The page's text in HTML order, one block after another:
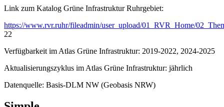
Link zum Katalog Grüne Infrastruktur Ruhrgebiet:
https://www.rvr.ruhr/fileadmin/user_upload/01_RVR_Home/
22
Verfügbarkeit im Atlas Grüne Infrastruktur: 2019-2022, 2024-2025
Aktualisierungszyklus im Atlas Grüne Infrastruktur: jährlich
Datenquelle: Basis-DLM NW (Geobasis NRW)